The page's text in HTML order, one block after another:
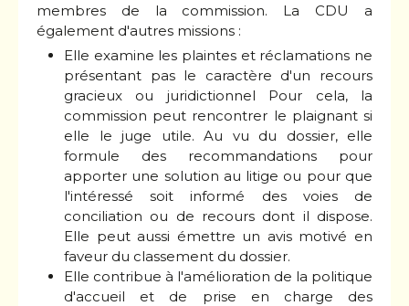
membres de la commission. La CDU a
également d'autres missions :
Elle examine les plaintes et réclamations ne
présentant pas le caractère d'un recours
gracieux ou juridictionnel Pour cela, la
commission peut rencontrer le plaignant si
elle le juge utile. Au vu du dossier, elle
formule des recommandations pour
apporter une solution au litige ou pour que
l'intéressé soit informé des voies de
conciliation ou de recours dont il dispose.
Elle peut aussi émettre un avis motivé en
faveur du classement du dossier.
Elle contribue à l'amélioration de la politique
d'accueil et de prise en charge des